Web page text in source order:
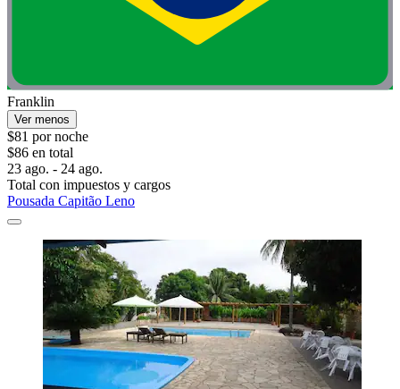
Franklin
Ver menos
$81 por noche
$86 en total
23 ago. - 24 ago.
Total con impuestos y cargos
Pousada Capitão Leno